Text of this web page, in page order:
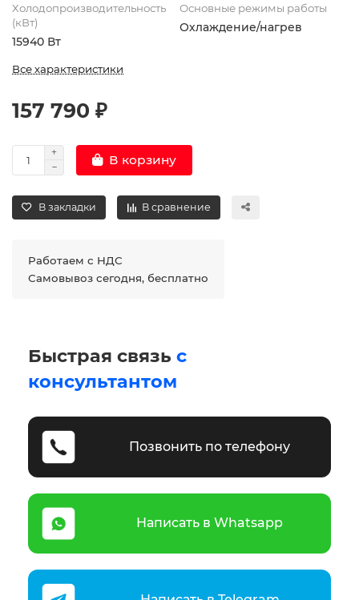
Холодопроизводительность
(кВт)
15940 Вт
Основные режимы работы
Охлаждение/нагрев
Все характеристики
157 790 ₽
В корзину
В закладки В сравнение
Работаем с НДС
Самовывоз сегодня, бесплатно
Быстрая связь с
консультантом
Позвонить по телефону
Написать в Whatsapp